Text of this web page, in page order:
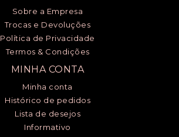
Sobre a Empresa
Trocas e Devoluções
Política de Privacidade
Termos & Condições
MINHA CONTA
Minha conta
Histórico de pedidos
Lista de desejos
Informativo